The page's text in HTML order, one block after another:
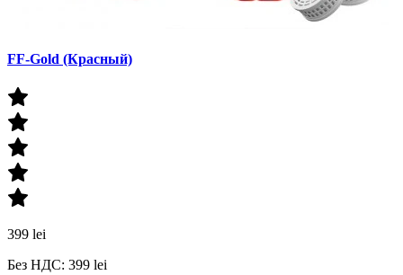
FF-Gold (Красный)
399 lei
Без НДС: 399 lei